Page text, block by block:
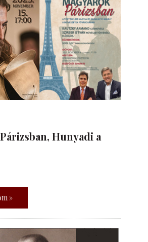
Hunyadi a
»